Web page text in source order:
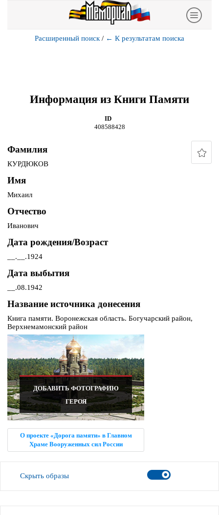
Расширенный поиск / ← К результатам поиска
Информация из Книги Памяти
ID
408588428
Фамилия
КУРДЮКОВ
Имя
Михаил
Отчество
Иванович
Дата рождения/Возраст
__.__.1924
Дата выбытия
__.08.1942
Название источника донесения
Книга памяти. Воронежская область. Богучарский район,
Верхнемамонский район
ДОБАВИТЬ ФОТОГРАФИЮ
ГЕРОЯ
О проекте «Дорога памяти» в Главном
Храме Вооруженных сил России
Скрыть образы